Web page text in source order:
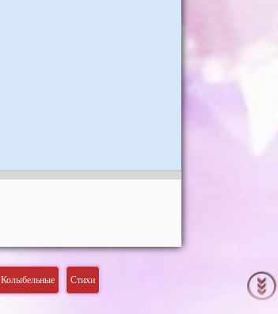
Колыбельные Стихи